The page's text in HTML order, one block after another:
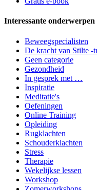
Interessante onderwerpen
Beweegspecialisten
De kracht van Stilte -
Geen categorie
Gezondheid
In gesprek met …
Inspiratie
Meditatie's
Oefeningen
Online Training
Opleiding
Rugklachten
Schouderklachten
Stress
Therapie
Wekelijkse lessen
Workshop